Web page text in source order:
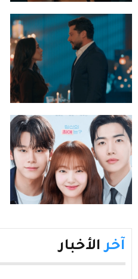
آخر الأخبار